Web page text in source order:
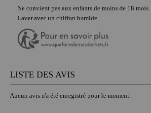
Ne convient pas aux enfants de moins de 18 mois.
Laver avec un chiffon humide.
LISTE DES AVIS
Aucun avis n'a été enregistré pour le moment.